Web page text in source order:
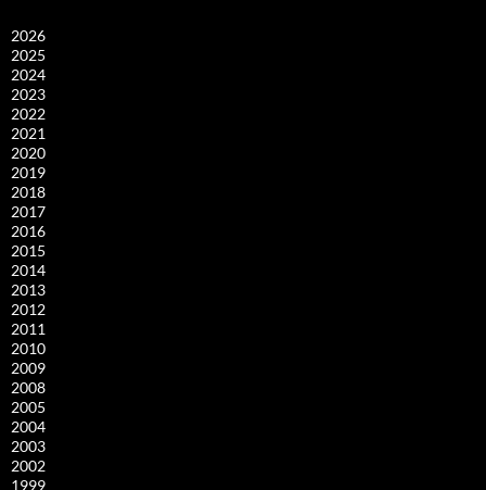
2026
2025
2024
2023
2022
2021
2020
2019
2018
2017
2016
2015
2014
2013
2012
2011
2010
2009
2008
2005
2004
2003
2002
1999